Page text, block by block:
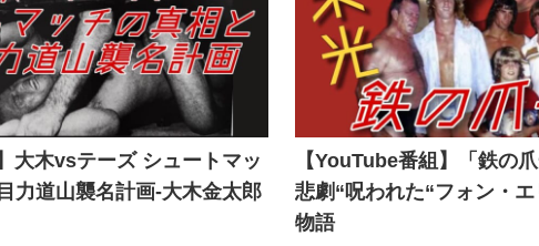
大木vsテーズ シュートマッ
力道山襲名計画-大木金太郎
【YouTube番組】「鉄の
悲劇“呪われた“フォン・
物語